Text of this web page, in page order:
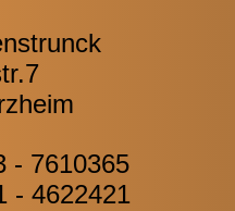
- 7610365
- 4622421